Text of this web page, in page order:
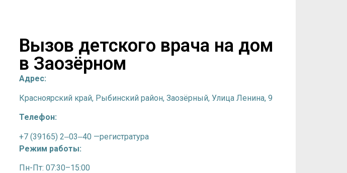
Вызов детского врача на дом
в Заозёрном
Адрес:
Красноярский край, Рыбинский район, Заозёрный, Улица Ленина, 9
Телефон:
+7 (39165) 2‒03‒40 —регистратура
Режим работы:
Пн-Пт: 07:30–15:00